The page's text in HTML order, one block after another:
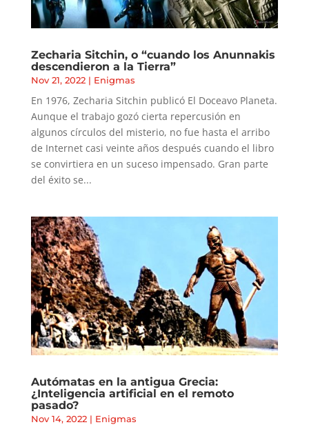
Zecharia Sitchin, o “cuando los Anunnakis
descendieron a la Tierra”
Nov 21, 2022| Enigmas
En 1976, Zecharia Sitchin publicó El Doceavo Planeta.
Aunque el trabajo gozó cierta repercusión en
algunos círculos del misterio, no fue hasta el arribo
de Internet casi veinte años después cuando el libro
se convirtiera en un suceso impensado. Gran parte
del éxito se...
Autómatas en la antigua Grecia:
¿Inteligencia artificial en el remoto
pasado?
Nov 14, 2022| Enigmas